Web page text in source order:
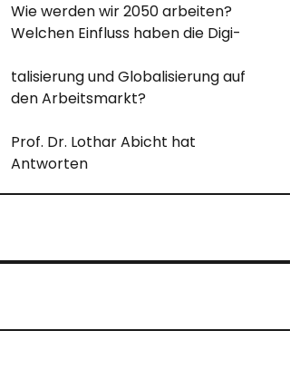
Wie werden wir 2050 arbeiten?
Welchen Einfluss haben die Digi-
talisierung und Globalisierung auf
den Arbeitsmarkt?
Prof. Dr. Lothar Abicht hat
Antworten